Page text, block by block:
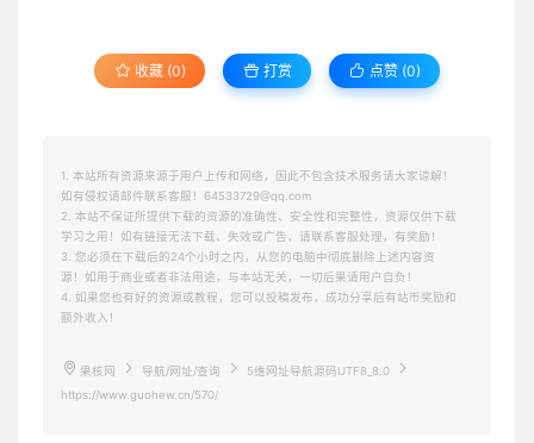
收藏 (0) 打赏 点赞 (0)
1. 本站所有资源来源于用户上传和网络，因此不包含技术服务请大家谅解！
如有侵权请邮件联系客服！64533729@qq.com
2. 本站不保证所提供下载的资源的准确性、安全性和完整性，资源仅供下载
学习之用！如有链接无法下载、失效或广告，请联系客服处理，有奖励！
3. 您必须在下载后的24个小时之内，从您的电脑中彻底删除上述内容资
源！如用于商业或者非法用途，与本站无关，一切后果请用户自负！
4. 如果您也有好的资源或教程，您可以投稿发布，成功分享后有站币奖励和
额外收入！
果核网 导航/网址/查询
5维网址导航源码UTF8_8.0
https://www.guohew.cn/570/